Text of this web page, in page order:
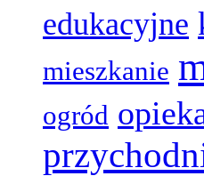
edukacyjne
mieszkanie
ogród